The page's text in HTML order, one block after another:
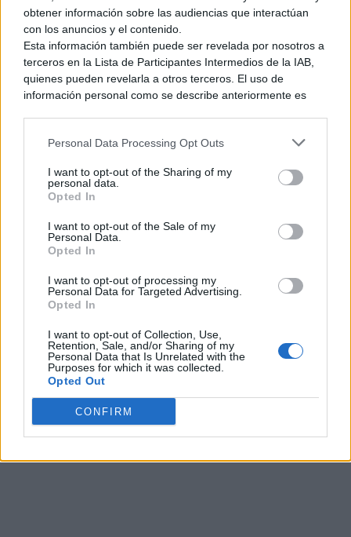
obtener información sobre las audiencias que interactúan
con los anuncios y el contenido.
Esta información también puede ser revelada por nosotros a
terceros en la Lista de Participantes Intermedios de la IAB,
quienes pueden revelarla a otros terceros. El uso de
información personal como se describe anteriormente es
generamos contenido relevante para nuestra audiencia.
recopilación y uso de datos en nuestra Política de
Privacidad.
terceros por nuestra parte, utilice la siguiente opción de
exclusión y confirme su selección. Tenga en cuenta que
después de que se procese su solicitud de exclusión, es
posible que continúe viendo anuncios basados en intereses
basados en la información personal utilizada por nosotros o
en información personal divulgada a terceros antes de su
Puede optar por no participar en la divulgación adicional de
su información personal por parte de terceros en la Lista de
participantes intermedios de la IAB.
Personal Data Processing Opt Outs
I want to opt-out of the Sharing of my
personal data.
Opted In
I want to opt-out of the Sale of my
Personal Data.
Opted In
I want to opt-out of processing my
Personal Data for Targeted Advertising.
Opted In
I want to opt-out of Collection, Use,
Retention, Sale, and/or Sharing of my
Personal Data that Is Unrelated with the
Purposes for which it was collected.
Opted Out
CONFIRM
Os dejamos con el tráiler de presentación de Nintendo 2DS.